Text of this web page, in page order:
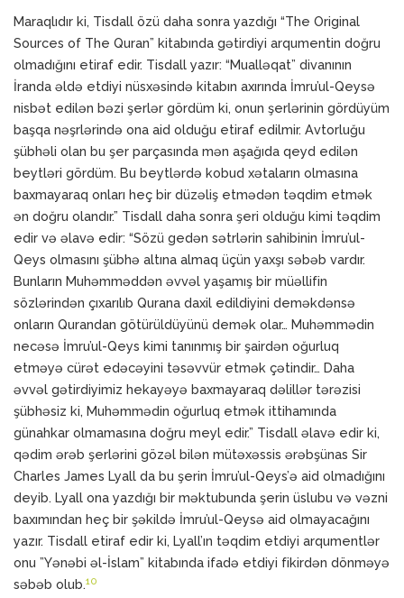
Maraqlıdır ki, Tisdall özü daha sonra yazdığı “The Original
Sources of The Quran” kitabında gətirdiyi arqumentin doğru
olmadığını etiraf edir. Tisdall yazır: “Mualləqat” divanının
İranda əldə etdiyi nüsxəsində kitabın axırında İmru’ul-Qeysə
nisbət edilən bəzi şerlər gördüm ki, onun şerlərinin gördüyüm
başqa nəşrlərində ona aid olduğu etiraf edilmir. Avtorluğu
şübhəli olan bu şer parçasında mən aşağıda qeyd edilən
beytləri gördüm. Bu beytlərdə kobud xətaların olmasına
baxmayaraq onları heç bir düzəliş etmədən təqdim etmək
ən doğru olandır.” Tisdall daha sonra şeri olduğu kimi təqdim
edir və əlavə edir: “Sözü gedən sətrlərin sahibinin İmru’ul-
Qeys olmasını şübhə altına almaq üçün yaxşı səbəb vardır.
Bunların Muhəmməddən əvvəl yaşamış bir müəllifin
sözlərindən çıxarılıb Qurana daxil edildiyini deməkdənsə
onların Qurandan götürüldüyünü demək olar… Muhəmmədin
necəsə İmru’ul-Qeys kimi tanınmış bir şairdən oğurluq
etməyə cürət edəcəyini təsəvvür etmək çətindir… Daha
əvvəl gətirdiyimiz hekayəyə baxmayaraq dəlillər tərəzisi
şübhəsiz ki, Muhəmmədin oğurluq etmək ittihamında
günahkar olmamasına doğru meyl edir.” Tisdall əlavə edir ki,
qədim ərəb şerlərini gözəl bilən mütəxəssis ərəbşünas Sir
Charles James Lyall da bu şerin İmru’ul-Qeys’ə aid olmadığını
deyib. Lyall ona yazdığı bir məktubunda şerin üslubu və vəzni
baxımından heç bir şəkildə İmru’ul-Qeysə aid olmayacağını
yazır. Tisdall etiraf edir ki, Lyall’ın təqdim etdiyi arqumentlər
onu ”Yənəbi əl-İslam” kitabında ifadə etdiyi fikirdən dönməyə
səbəb olub.10